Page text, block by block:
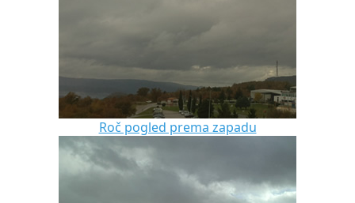
Roč pogled prema zapadu